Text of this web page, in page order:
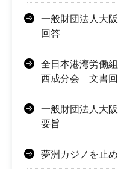
一般財団法人大
回答
全日本港湾労働
西成分会 文書
一般財団法人大
要旨
夢洲カジノを止